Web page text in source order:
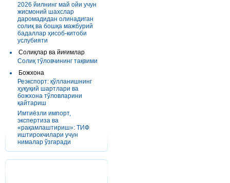
2026 йилнинг май ойи учун
жисмоний шахслар
даромадидан олинадиган
солиқ ва бошқа мажбурий
бадаллар ҳисоб-китоби
услубияти
Солиқлар ва йиғимлар
Солиқ тўловчининг тақвими
Божхона
Реэкспорт: қўлланишнинг
ҳуқуқий шартлари ва
божхона тўловларини
қайтариш
Имтиёзли импорт,
экспертиза ва
«рақамлаштириш»: ТИФ
иштирокчилари учун
нималар ўзгаради